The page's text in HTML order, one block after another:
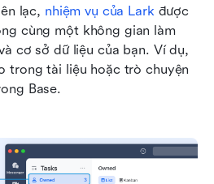
lạc, nhiệm vụ của Lark được
cùng một không gian làm
cơ sở dữ liệu của bạn. Ví dụ,
trong tài liệu hoặc trò chuyện
Base.